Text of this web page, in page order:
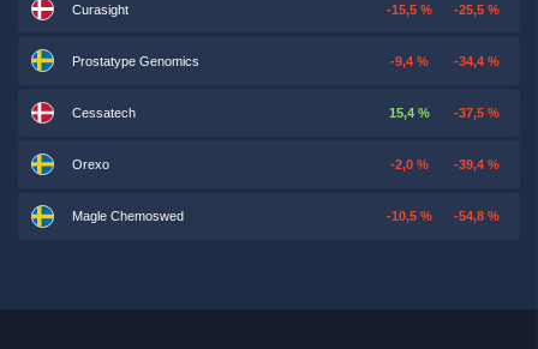
Curasight -15,5 % -25,5 %
Prostatype Genomics -9,4 % -34,4 %
Cessatech 15,4 % -37,5 %
Orexo -2,0 % -39,4 %
Magle Chemoswed -10,5 % -54,8 %